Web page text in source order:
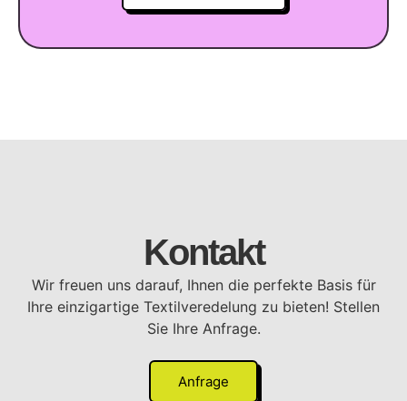
Kontakt
Wir freuen uns darauf, Ihnen die perfekte Basis für
Ihre einzigartige Textilveredelung zu bieten! Stellen
Sie Ihre Anfrage.
Anfrage